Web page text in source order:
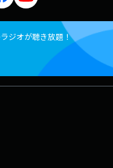
ジオが聴き放題！